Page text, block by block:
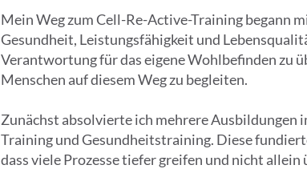
Mein Weg zum Cell-Re-Active-Training begann
Gesundheit, Leistungsfähigkeit und
Verantwortung für das eigene Wohlbefinden zu
Menschen auf diesem Weg zu begleiten.
Zunächst absolvierte ich mehrere Ausbildungen
Training und Gesundheitstraining. Diese
dass viele Prozesse tiefer greifen und nicht